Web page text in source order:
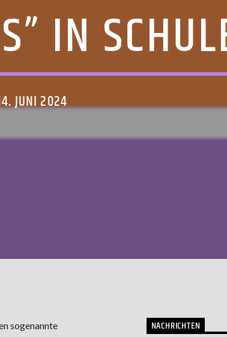
IN
JUNI 2024
sogenannte
NACHRICHTEN